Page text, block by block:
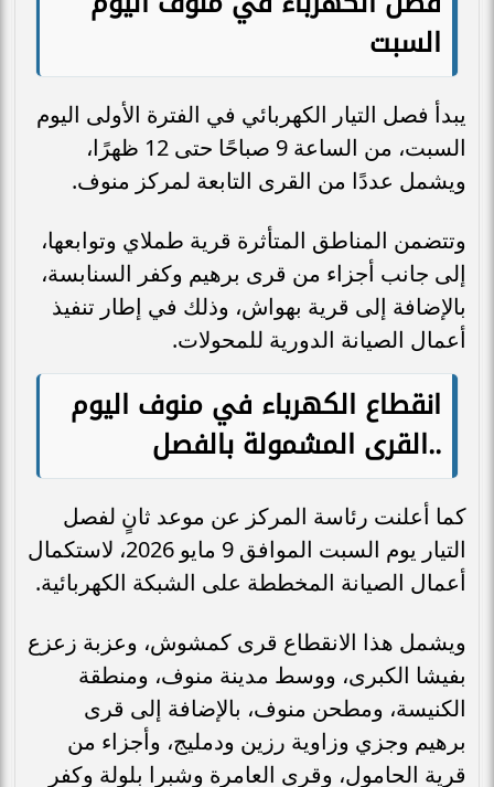
السبت
يبدأ فصل التيار الكهربائي في الفترة الأولى اليوم
السبت، من الساعة 9 صباحًا حتى 12 ظهرًا،
ويشمل عددًا من القرى التابعة لمركز منوف.
وتتضمن المناطق المتأثرة قرية طملاي وتوابعها،
إلى جانب أجزاء من قرى برهيم وكفر السنابسة،
بالإضافة إلى قرية بهواش، وذلك في إطار تنفيذ
أعمال الصيانة الدورية للمحولات.
انقطاع الكهرباء في منوف اليوم
..القرى المشمولة بالفصل
كما أعلنت رئاسة المركز عن موعد ثانٍ لفصل
التيار يوم السبت الموافق 9 مايو 2026، لاستكمال
أعمال الصيانة المخططة على الشبكة الكهربائية.
ويشمل هذا الانقطاع قرى كمشوش، وعزبة زعزع
بفيشا الكبرى، ووسط مدينة منوف، ومنطقة
الكنيسة، ومطحن منوف، بالإضافة إلى قرى
برهيم وجزي وزاوية رزين ودمليج، وأجزاء من
قرية الحامول، وقرى العامرة وشبرا بلولة وكفر